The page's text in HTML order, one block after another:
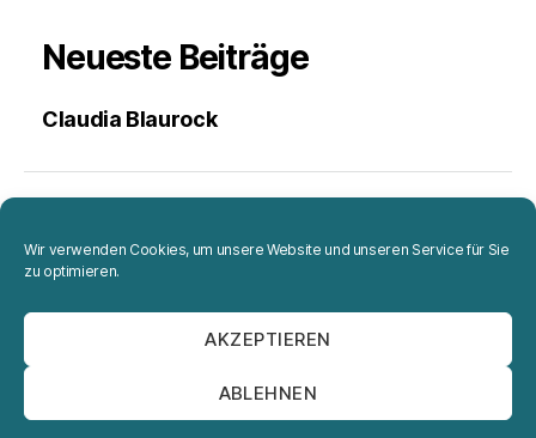
Wir verwenden Cookies, um unsere Website und unseren Service für Sie
zu optimieren.
AKZEPTIEREN
ABLEHNEN
Neueste Beiträge
Claudia Blaurock
Projekte
Datenschutzerklärung